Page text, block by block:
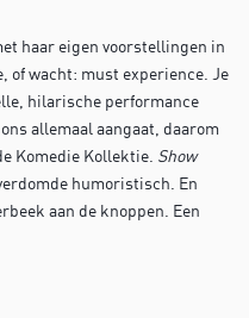
haar eigen voorstellingen in
of wacht: must experience. Je
hilarische performance
allemaal aangaat, daarom
Komedie Kollektie. Show
humoristisch. En
aan de knoppen. Een